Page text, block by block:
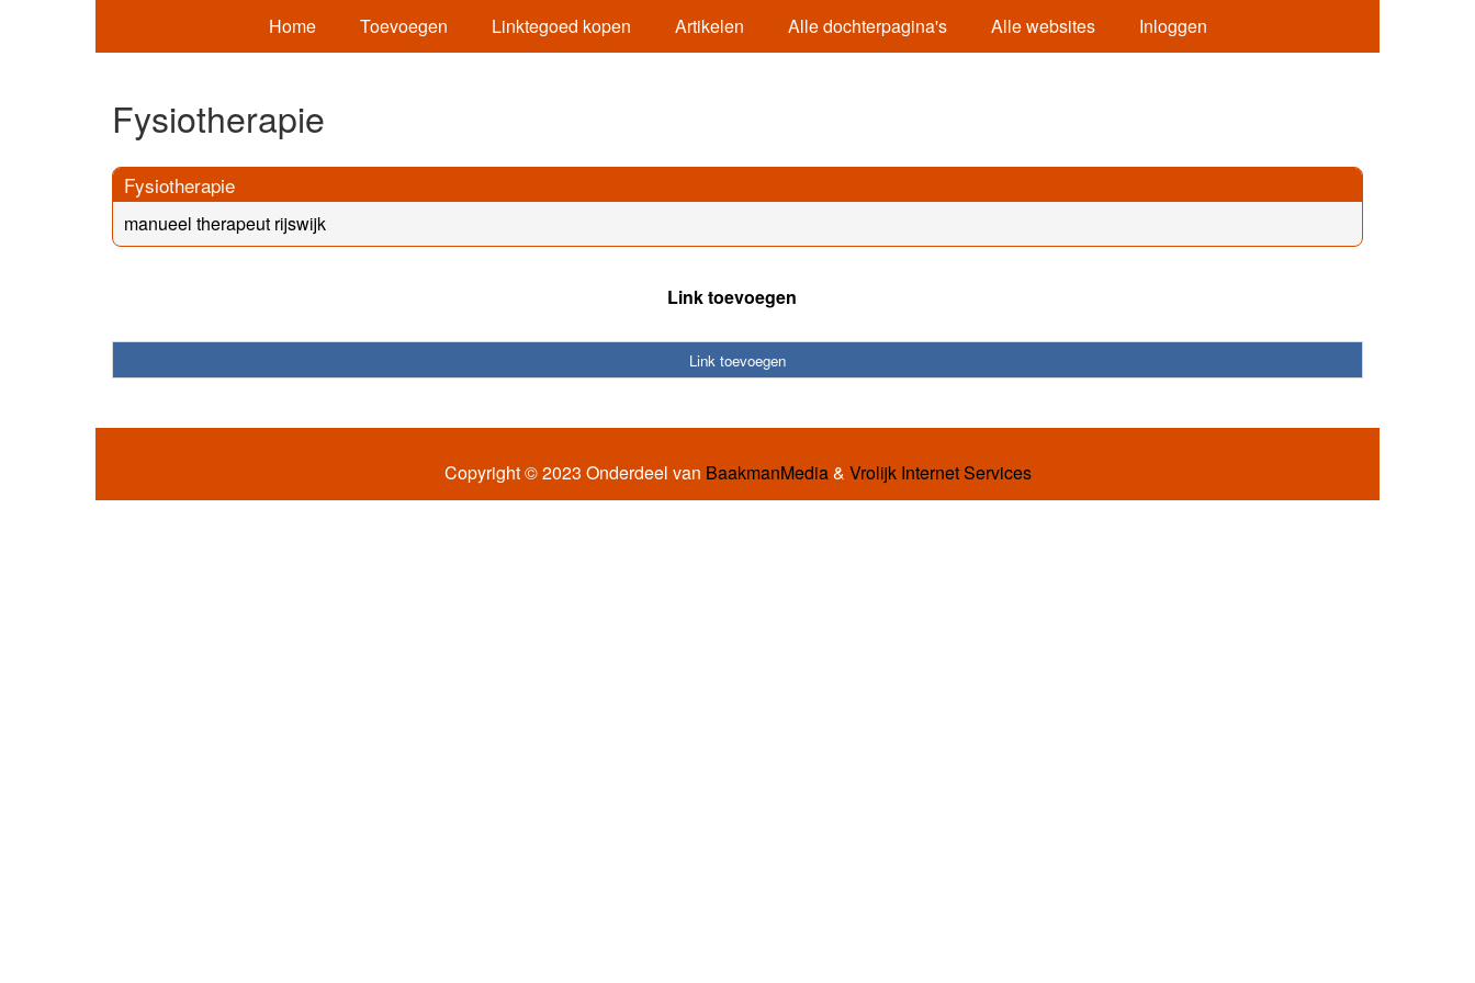
Home Toevoegen Linktegoed kopen Artikelen Alle dochterpagina's Alle websites Inloggen
Fysiotherapie
Fysiotherapie
manueel therapeut rijswijk
Link toevoegen
Link toevoegen
Copyright © 2023 Onderdeel van BaakmanMedia& Vrolijk Internet Services